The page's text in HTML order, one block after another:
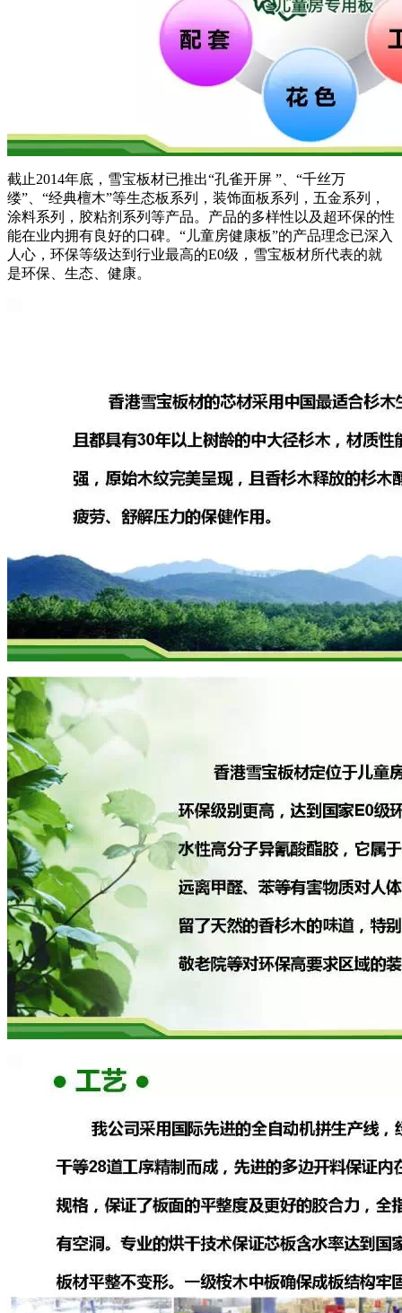
截止2014年底，雪宝板材已推出“孔雀开屏 ”、“千丝万
缕”、“经典檀木”等生态板系列，装饰面板系列，五金系列，
涂料系列，胶粘剂系列等产品。产品的多样性以及超环保的性
能在业内拥有良好的口碑。“儿童房健康板”的产品理念已深入
人心，环保等级达到行业最高的E0级，雪宝板材所代表的就
是环保、生态、健康。